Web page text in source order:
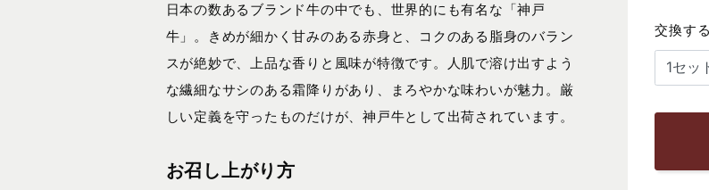
交換す
日本の数あるブランド牛の中でも、世界的にも有名な「神戸
牛」。きめが細かく甘みのある赤身と、コクのある脂身のバラン
スが絶妙で、上品な香りと風味が特徴です。人肌で溶け出すよう
な繊細なサシのある霜降りがあり、まろやかな味わいが魅力。厳
しい定義を守ったものだけが、神戸牛として出荷されています。
お召し上がり方